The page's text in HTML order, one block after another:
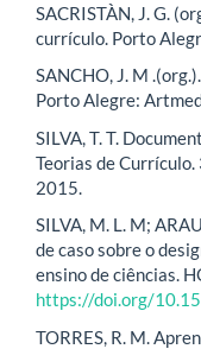
SACRISTÀN, J. G.
currículo. Porto
SANCHO, J. M
Porto Alegre:
SILVA, T. T.
Teorias de Currículo.
2015.
SILVA, M. L. M;
de caso sobre o
ensino de ciências.
https://doi.org/
TORRES, R. M.